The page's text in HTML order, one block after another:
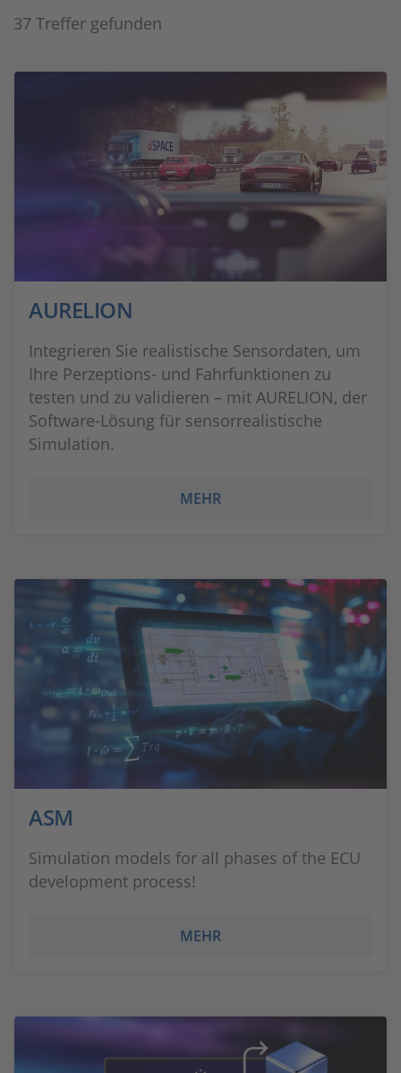
37 Treffer gefunden
AURELION
Integrieren Sie realistische Sensordaten, um
Ihre Perzeptions- und Fahrfunktionen zu
testen und zu validieren – mit AURELION, der
Software-Lösung für sensorrealistische
Simulation.
MEHR
ASM
Simulation models for all phases of the ECU
development process!
MEHR